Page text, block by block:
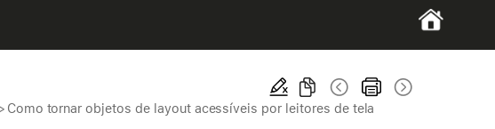
Como tornar objetos de layout acessíveis por leitores de tela